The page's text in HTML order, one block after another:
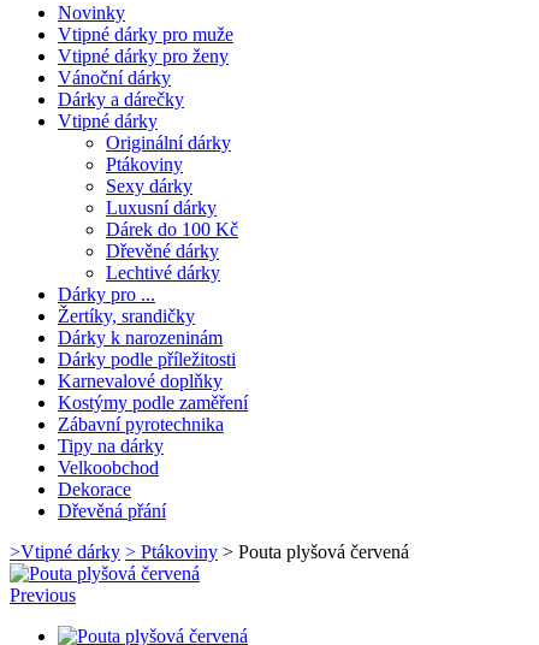
Novinky
Vtipné dárky pro muže
Vtipné dárky pro ženy
Vánoční dárky
Dárky a dárečky
Vtipné dárky
Originální dárky
Ptákoviny
Sexy dárky
Luxusní dárky
Dárek do 100 Kč
Dřevěné dárky
Lechtivé dárky
Dárky pro ...
Žertíky, srandičky
Dárky k narozeninám
Dárky podle příležitosti
Karnevalové doplňky
Kostýmy podle zaměření
Zábavní pyrotechnika
Tipy na dárky
Velkoobchod
Dekorace
Dřevěná přání
>Vtipné dárky > Ptákoviny > Pouta plyšová červená
Previous